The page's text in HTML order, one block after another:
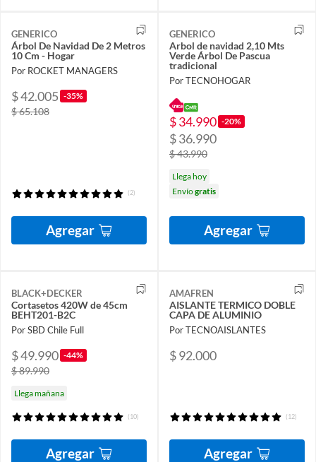
GENERICO
Árbol De Navidad De 2 Metros
10 Cm - Hogar
Por ROCKET MANAGERS
$ 42.005 -35%
$ 65.108
(2)
Agregar
GENERICO
Arbol de navidad 2,10 Mts
Verde Árbol De Pascua
tradicional
Por TECNOHOGAR
$ 34.990 -20%
$ 36.990
$ 43.990
Llega hoy
Envíogratis
Agregar
BLACK+DECKER
Cortasetos 420W de 45cm
BEHT201-B2C
Por SBD Chile Full
$ 49.990 -44%
$ 89.990
Llega mañana
(10)
Agregar
AMAFREN
AISLANTE TERMICO DOBLE
CAPA DE ALUMINIO
Por TECNOAISLANTES
$ 92.000
(12)
Agregar